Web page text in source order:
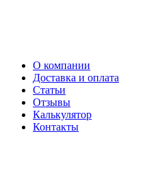
О компании
Доставка и оплата
Статьи
Отзывы
Калькулятор
Контакты